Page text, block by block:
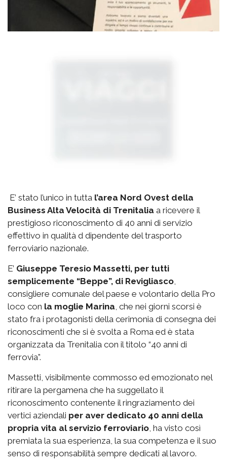
E’ stato l’unico in tutta l’area Nord Ovest della
Business Alta Velocità di Trenitalia a ricevere il
prestigioso riconoscimento di 40 anni di servizio
effettivo in qualità d dipendente del trasporto
ferroviario nazionale.
E’ Giuseppe Teresio Massetti, per tutti
semplicemente “Beppe”, di Revigliasco
consigliere comunale del paese e volontario della Pro
loco con la moglie Marina , che nei giorni scorsi è
stato fra i protagonisti della cerimonia di consegna dei
riconoscimenti che si è svolta a Roma ed è stata
organizzata da Trenitalia con il titolo “40 anni di
ferrovia”.
Massetti, visibilmente commosso ed emozionato nel
ritirare la pergamena che ha suggellato il
riconoscimento contenente il ringraziamento dei
vertici aziendali per aver dedicato 40 anni della
propria vita al servizio ferroviario , ha visto così
premiata la sua esperienza, la sua competenza e il suo
senso di responsabilità sempre dedicati al lavoro.